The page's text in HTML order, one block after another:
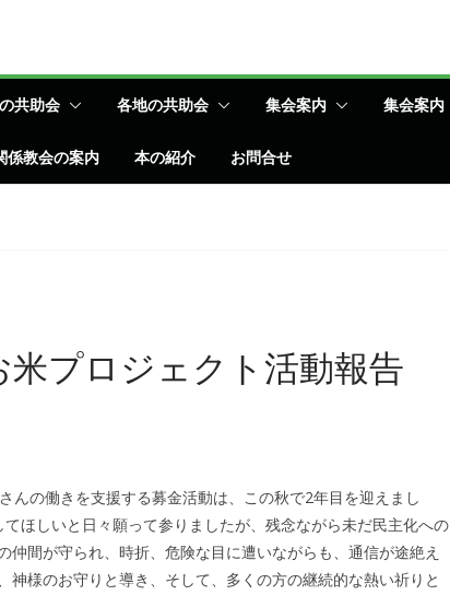
共助会 各地の共助会 集会案内 集会案内
係教会の案内 本の紹介 お問合せ
プロジェクト活動報告
んの働きを支援する募金活動は、この秋で2年目を迎えまし
ほしいと日々願って参りましたが、残念ながら未だ民主化への
間が守られ、時折、危険な目に遭いながらも、通信が途絶え
様のお守りと導き、そして、多くの方の継続的な熱い祈りと